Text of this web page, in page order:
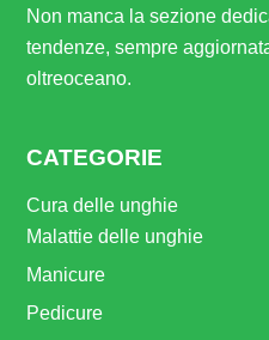
Non manca la sezione
tendenze, sempre
oltreoceano.
CATEGORIE
Cura delle unghie
Malattie delle unghie
Manicure
Pedicure